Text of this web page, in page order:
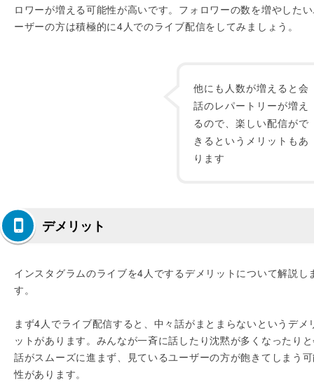
ロワーが増える可能性が高いです。フォロワーの数を増やした
ーザーの方は積極的に4人でのライブ配信をしてみましょう。
他にも人数が増えると会
話のレパートリーが増え
るので、楽しい配信がで
きるというメリットもあ
ります
デメリット
インスタグラムのライブを4人でするデメリットについて解説し
す。
まず4人でライブ配信すると、中々話がまとまらないというデメ
ットがあります。みんなが一斉に話したり沈黙が多くなったり
話がスムーズに進まず、見ているユーザーの方が飽きてしまう
性があります。